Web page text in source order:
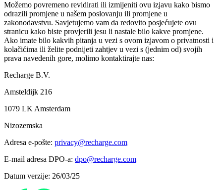
Možemo povremeno revidirati ili izmijeniti ovu izjavu kako bismo
odrazili promjene u našem poslovanju ili promjene u
zakonodavstvu. Savjetujemo vam da redovito posjećujete ovu
stranicu kako biste provjerili jesu li nastale bilo kakve promjene.
Ako imate bilo kakvih pitanja u vezi s ovom izjavom o privatnosti i
kolačićima ili želite podnijeti zahtjev u vezi s (jednim od) svojih
prava navedenih gore, molimo kontaktirajte nas:
Recharge B.V.
Amsteldijk 216
1079 LK Amsterdam
Nizozemska
Adresa e-pošte: privacy@recharge.com
E-mail adresa DPO-a: dpo@recharge.com
Datum verzije: 26/03/25